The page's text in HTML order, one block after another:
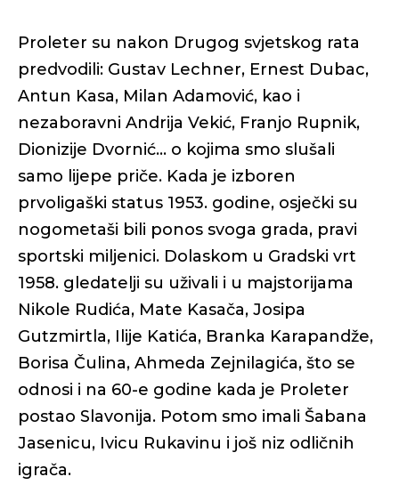
Proleter su nakon Drugog svjetskog rata
predvodili: Gustav Lechner, Ernest Dubac,
Antun Kasa, Milan Adamović, kao i
nezaboravni Andrija Vekić, Franjo Rupnik,
Dionizije Dvornić... o kojima smo slušali
samo lijepe priče. Kada je izboren
prvoligaški status 1953. godine, osječki su
nogometaši bili ponos svoga grada, pravi
sportski miljenici. Dolaskom u Gradski vrt
1958. gledatelji su uživali i u majstorijama
Nikole Rudića, Mate Kasača, Josipa
Gutzmirtla, Ilije Katića, Branka Karapandže,
Borisa Čulina, Ahmeda Zejnilagića, što se
odnosi i na 60-e godine kada je Proleter
postao Slavonija. Potom smo imali Šabana
Jasenicu, Ivicu Rukavinu i još niz odličnih
igrača.